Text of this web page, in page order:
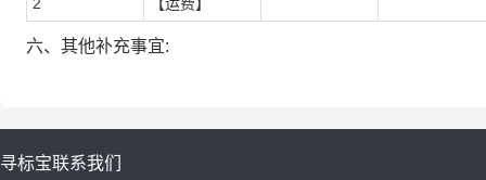
六、其他补充事宜:
寻标宝联系我们